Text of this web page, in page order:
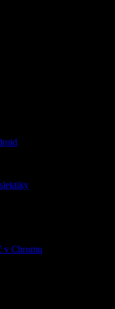
v Chromu